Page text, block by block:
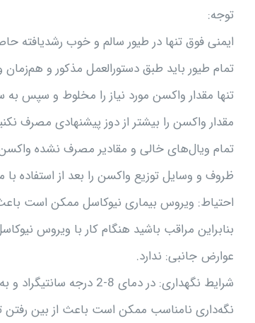
توجه:
ایمنی فوق تنها در طیور سالم و خوب رشدیافته
تمام طیور باید طبق دستورالعمل مذکور و هم‌زمان
تنها مقدار واکسن مورد نیاز را مخلوط و سپس
مقدار واکسن را بیشتر از دوز پیشنهادی مصرف
تمام ویال‌های خالی و مقادیر مصرف نشده واکسن
ظروف و وسایل توزیع واکسن را بعد از استفاده
احتیاط: ویروس بیماری نیوکاسل ممکن است باعث التهاب
بنابراین مراقب باشید هنگام کار با ویروس
عوارض جانبی: ندارد.
شرایط نگهداری: در دمای 8-2 درجه سانتیگراد و به دور از نور خورشید نگه‌داری شود.
نگه‌داری نامناسب ممکن است باعث از بین رفتن